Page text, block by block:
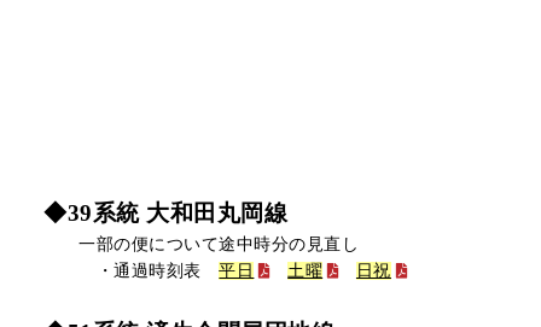
◆39系統 大和田丸岡線
一部の便について途中時分の見直し
・通過時刻表平日 土曜 日祝